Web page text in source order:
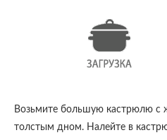
Возьмите большую кастрюлю с
толстым дном. Налейте в